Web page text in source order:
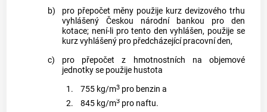
b)
pro přepočet měny použije kurz devizového trhu
vyhlášený Českou národní bankou pro den
kotace; není-li pro tento den vyhlášen, použije se
kurz vyhlášený pro předcházející pracovní den,
c)
pro přepočet z hmotnostních na objemové
jednotky se použije hustota
1.
755 kg/m3 pro benzin a
2.
845 kg/m3 pro naftu.